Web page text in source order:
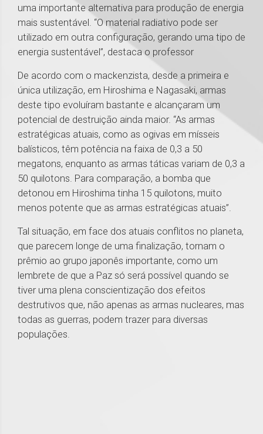
uma importante alternativa para produção de energia
mais sustentável. “O material radiativo pode ser
utilizado em outra configuração, gerando uma tipo de
energia sustentável”, destaca o professor
De acordo com o mackenzista, desde a primeira e
única utilização, em Hiroshima e Nagasaki, armas
deste tipo evoluíram bastante e alcançaram um
potencial de destruição ainda maior. “As armas
estratégicas atuais, como as ogivas em mísseis
balísticos, têm potência na faixa de 0,3 a 50
megatons, enquanto as armas táticas variam de 0,3 a
50 quilotons. Para comparação, a bomba que
detonou em Hiroshima tinha 15 quilotons, muito
menos potente que as armas estratégicas atuais”.
Tal situação, em face dos atuais conflitos no planeta,
que parecem longe de uma finalização, tornam o
prêmio ao grupo japonês importante, como um
lembrete de que a Paz só será possível quando se
tiver uma plena conscientização dos efeitos
destrutivos que, não apenas as armas nucleares, mas
todas as guerras, podem trazer para diversas
populações.